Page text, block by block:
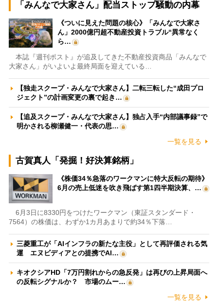
「みんなで大家さん」配当ストップ騒動の内幕
《ついに見えた問題の核心》「みんなで大家さ
ん」2000億円超不動産投資トラブル“異常なく
ら…
本誌『週刊ポスト』が追及してきた不動産投資商品「みんなで
大家さん」がいよいよ最終局面を迎えている…
【独走スクープ・みんなで大家さん】二転三転した“成田プロ
ジェクト”の計画変更の裏で起き…
【追及スクープ・みんなで大家さん】独占入手“内部議事録”で
明かされる柳瀬健一・代表の思…
一覧を見る
古賀真人「発掘！好決算銘柄」
《株価34％急落のワークマンに特大反転の期待》
6月の売上低迷を吹き飛ばす第1四半期決算、…
6月3日に8330円をつけたワークマン（東証スタンダード・
7564）の株価は、わずか1カ月あまりで約34％下落…
三菱重工が「AIインフラの新たな主役」として再評価される気
運 エヌビディアとの提携でAI…
キオクシアHD「7万円割れからの急反発」は再びの上昇局面へ
の反転シグナルか？ 市場のムー…
一覧を見る